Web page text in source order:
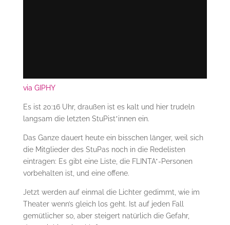
via GIPHY
Es ist 20:16 Uhr, draußen ist es kalt und hier trudeln
langsam die letzten StuPist*innen ein.
Das Ganze dauert heute ein bisschen länger, weil sich
die Mitglieder des StuPas noch in die Redelisten
eintragen: Es gibt eine Liste, die FLINTA*-Personen
vorbehalten ist, und eine offene.
Jetzt werden auf einmal die Lichter gedimmt, wie im
Theater wenn’s gleich los geht. Ist auf jeden Fall
gemütlicher so, aber steigert natürlich die Gefahr,